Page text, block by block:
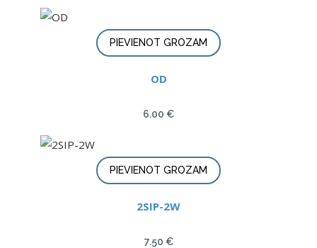
PIEVIENOT GROZAM
OD
6.00 €
PIEVIENOT GROZAM
2SIP-2W
7.50 €